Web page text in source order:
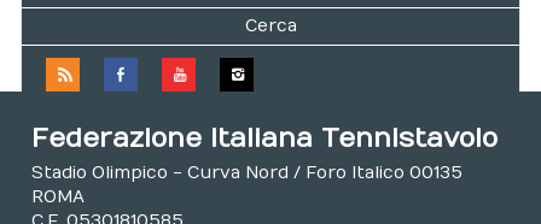
Cerca
Federazione Italiana Tennistavolo
Stadio Olimpico - Curva Nord / Foro Italico 00135
ROMA